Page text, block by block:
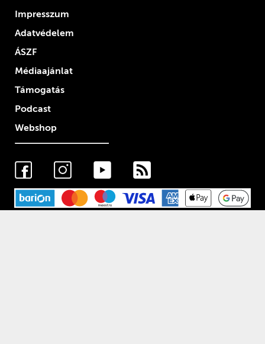
Impresszum
Adatvédelem
ÁSZF
Médiaajánlat
Támogatás
Podcast
Webshop